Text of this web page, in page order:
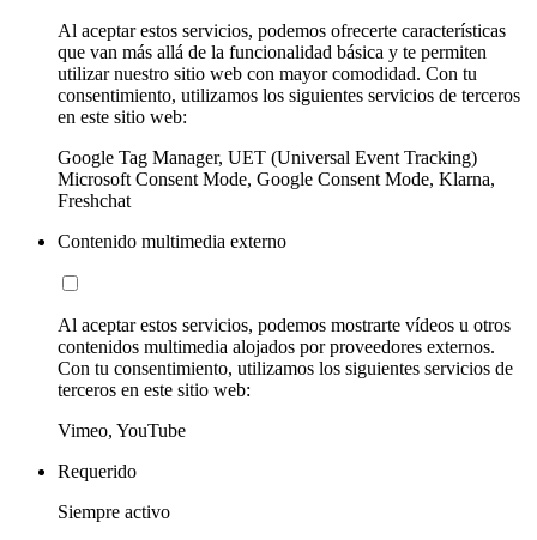
Al aceptar estos servicios, podemos ofrecerte características
que van más allá de la funcionalidad básica y te permiten
utilizar nuestro sitio web con mayor comodidad. Con tu
consentimiento, utilizamos los siguientes servicios de terceros
en este sitio web:
Google Tag Manager, UET (Universal Event Tracking)
Microsoft Consent Mode, Google Consent Mode, Klarna,
Freshchat
Contenido multimedia externo
Al aceptar estos servicios, podemos mostrarte vídeos u otros
contenidos multimedia alojados por proveedores externos.
Con tu consentimiento, utilizamos los siguientes servicios de
terceros en este sitio web:
Vimeo, YouTube
Requerido
Siempre activo